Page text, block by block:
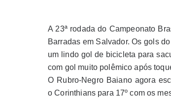
A 23ª rodada do Campeonato
Barradas em Salvador. Os gols
um lindo gol de bicicleta para
com gol muito polêmico após
O Rubro-Negro Baiano agora
o Corinthians para 17º com os